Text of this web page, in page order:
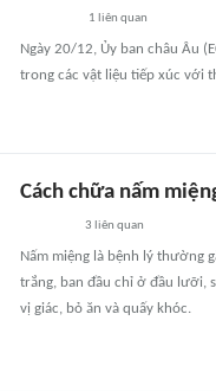
1 liên quan
Ngày 20/12, Ủy ban châu Âu
trong các vật liệu tiếp xúc với
Cách chữa nấm
3 liên quan
Nấm miệng là bệnh lý thường
trắng, ban đầu chỉ ở đầu lưỡi,
vị giác, bỏ ăn và quấy khóc.